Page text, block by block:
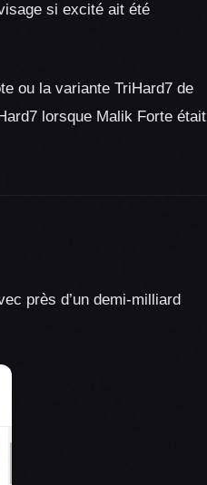
si excité ait été
ou la variante TriHard7 de
lorsque Malik Forte était
près d’un demi-milliard